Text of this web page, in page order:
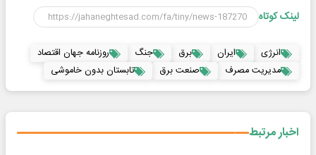
لینک کوتاه
انرژی ایران برق جنگ
روزنامه جهان اقتصاد
مدیریت مصرف
صنعت برق تابستان بدون خاموشی
اخبار مرتبط